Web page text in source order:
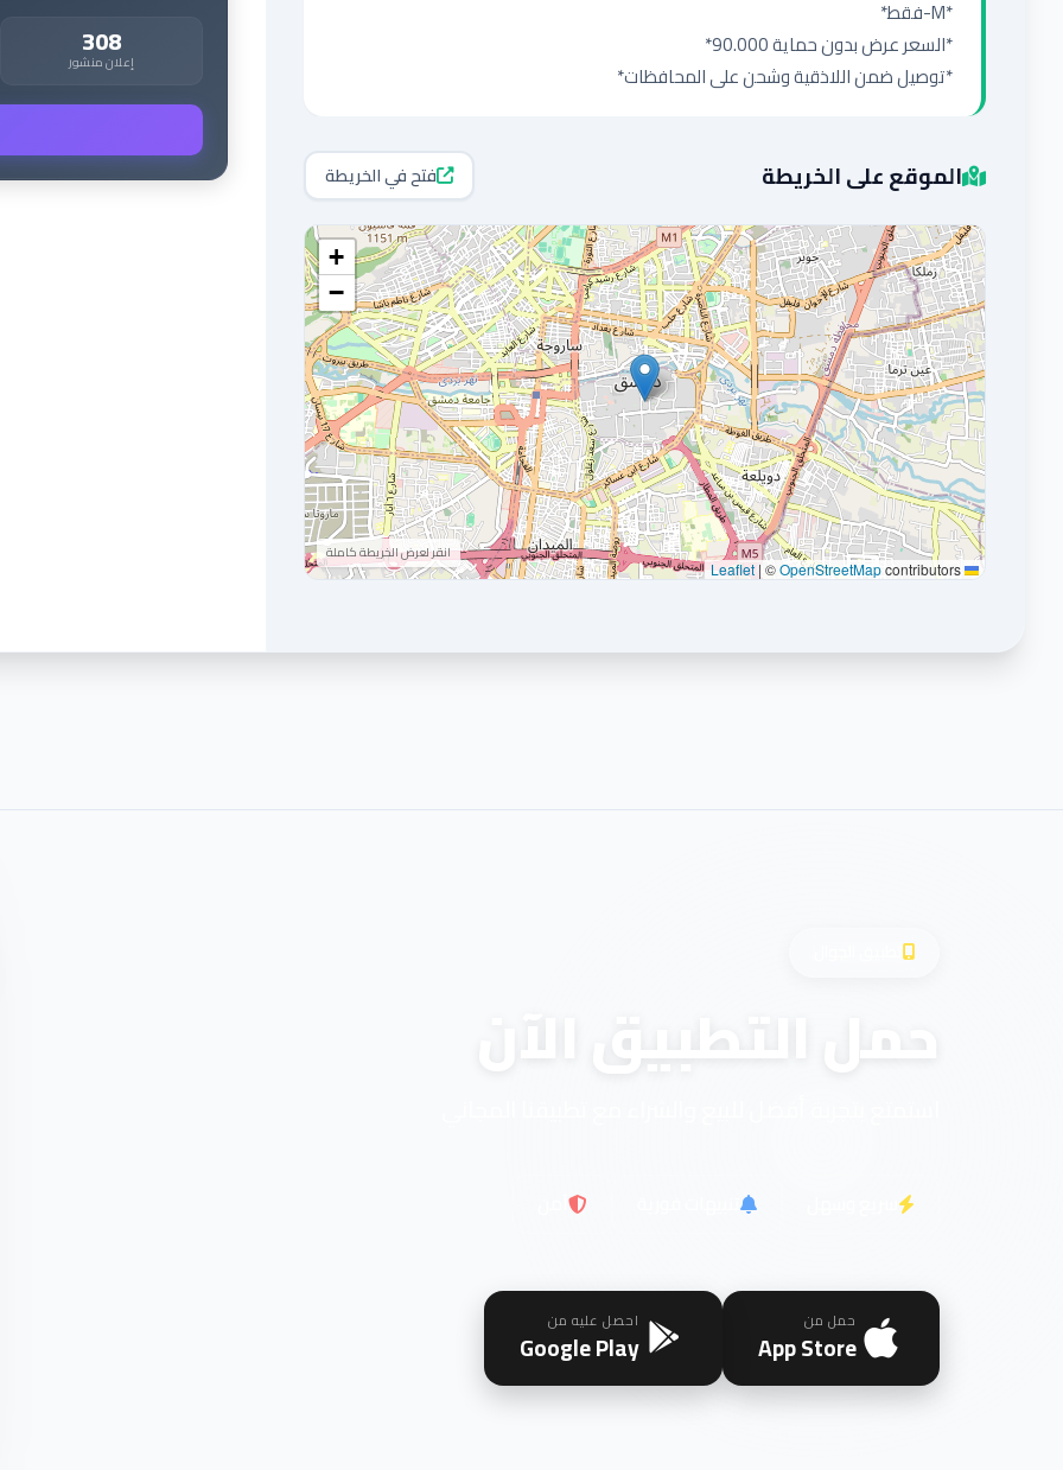
*توصيل ضمن اللاذقية وشحن على المحافظات*
الموقع على الخريطة فتح في الخريطة
+
−
| ©OpenStreetMapcontributors
انقر لعرض الخريطة كاملة
308
إعلان منشور
حمل التطبيق الآن
حمل من
App Store
احصل عليه من
Google Play